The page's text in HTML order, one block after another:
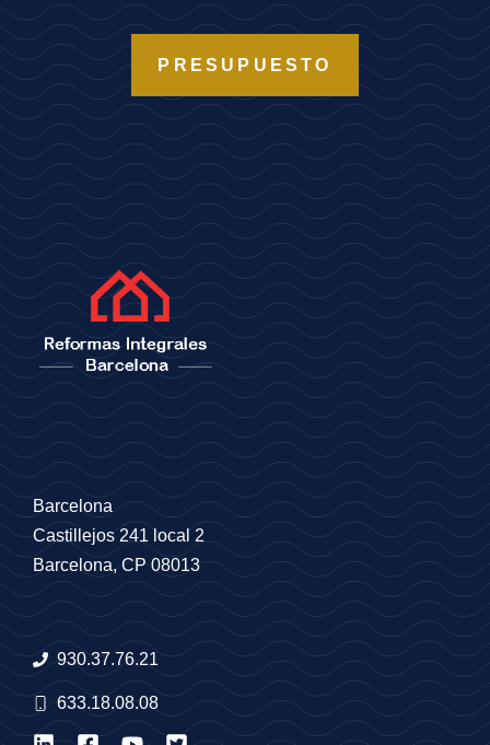
PRESUPUESTO
Barcelona
Castillejos 241 local 2
Barcelona, CP 08013
930.37.76.21
633.18.08.08